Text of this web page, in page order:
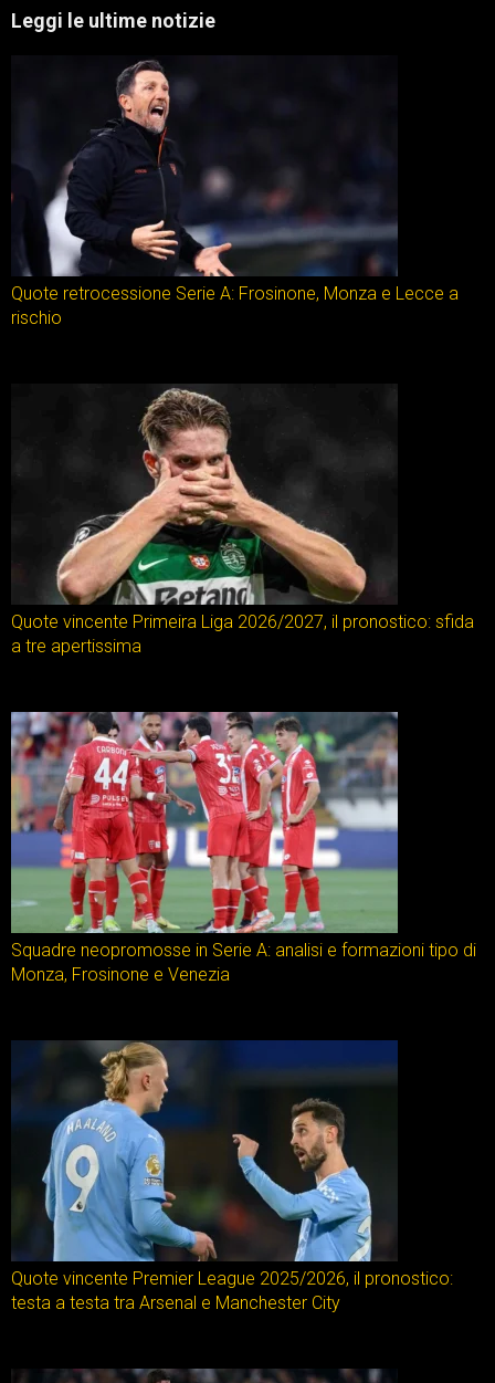
Leggi le ultime notizie
Quote retrocessione Serie A: Frosinone, Monza e Lecce a
rischio
Quote vincente Primeira Liga 2026/2027, il pronostico: sfida
a tre apertissima
Squadre neopromosse in Serie A: analisi e formazioni tipo di
Monza, Frosinone e Venezia
Quote vincente Premier League 2025/2026, il pronostico:
testa a testa tra Arsenal e Manchester City